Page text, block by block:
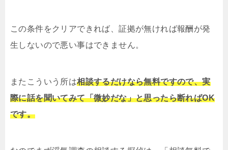
この条件をクリアできれば、証拠が無ければ報酬が発
生しないので悪い事はできません。
またこういう所は相談するだけなら無料ですので、実
際に話を聞いてみて「微妙だな」と思ったら断ればOK
です。